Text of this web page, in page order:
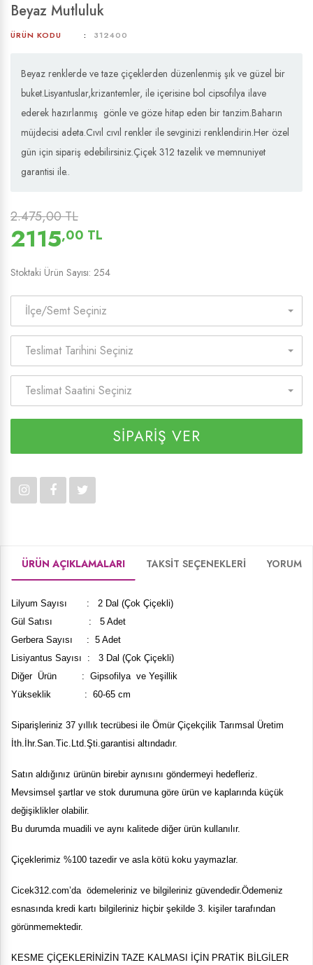
Beyaz Mutluluk
ÜRÜN KODU 312400
Beyaz renklerde ve taze çiçeklerden düzenlenmiş şık ve güzel bir
buket.Lisyantuslar,krizantemler, ile içerisine bol cipsofilya ilave
ederek hazırlanmış gönle ve göze hitap eden bir tanzim.Baharın
müjdecisi adeta.Cıvıl cıvıl renkler ile sevginizi renklendirin.Her özel
gün için sipariş edebilirsiniz.Çiçek 312 tazelik ve memnuniyet
garantisi ile..
2.475,00 TL
2115,00 TL
Stoktaki Ürün Sayısı: 254
İlçe/Semt Seçiniz
Teslimat Tarihini Seçiniz
Teslimat Saatini Seçiniz
SİPARİŞ VER
ÜRÜN AÇIKLAMALARI TAKSİT SEÇENEKLERİ
Lilyum Sayısı : 2 Dal (Çok Çiçekli)
Gül Satısı : 5 Adet
Gerbera Sayısı : 5 Adet
Lisiyantus Sayısı : 3 Dal (Çok Çiçekli)
Diğer Ürün : Gipsofilya ve Yeşillik
Yükseklik : 60-65 cm
Siparişleriniz 37 yıllık tecrübesi ile Ömür Çiçekçilik Tarımsal Üretim
İth.İhr.San.Tic.Ltd.Şti. garantisi altındadır.
Satın aldığınız ürünün birebir aynısını göndermeyi hedefleriz.
Mevsimsel şartlar ve stok durumuna göre ürün ve kaplarında küçük
değişiklikler olabilir.
Bu durumda muadili ve aynı kalitede diğer ürün kullanılır.
Çiçeklerimiz %100 tazedir ve asla kötü koku yaymazlar.
Cicek312 .com’da ödemeleriniz ve bilgileriniz güvendedir.Ödemeniz
esnasında kredi kartı bilgileriniz hiçbir şekilde 3. kişiler tarafından
görünmemektedir.
KESME ÇİÇEKLERİNİZİN TAZE KALMASI İÇİN PRATİK BİLGİLER